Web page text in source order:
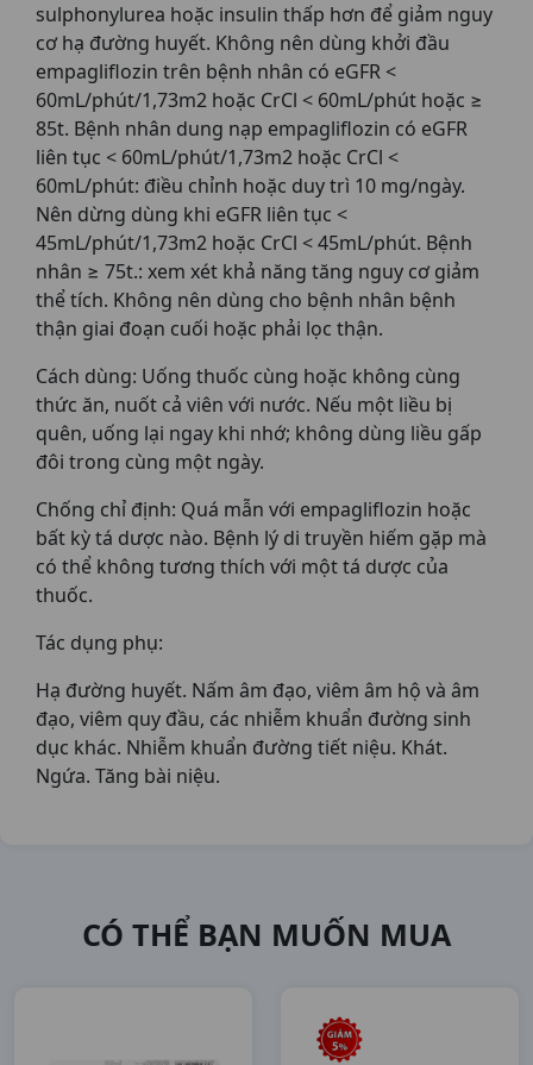
sulphonylurea hoặc insulin thấp hơn để giảm nguy
cơ hạ đường huyết. Không nên dùng khởi đầu
empagliflozin trên bệnh nhân có eGFR <
60mL/phút/1,73m2 hoặc CrCl < 60mL/phút hoặc ≥
85t. Bệnh nhân dung nạp empagliflozin có eGFR
liên tục < 60mL/phút/1,73m2 hoặc CrCl <
60mL/phút: điều chỉnh hoặc duy trì 10 mg/ngày.
Nên dừng dùng khi eGFR liên tục <
45mL/phút/1,73m2 hoặc CrCl < 45mL/phút. Bệnh
nhân ≥ 75t.: xem xét khả năng tăng nguy cơ giảm
thể tích. Không nên dùng cho bệnh nhân bệnh
thận giai đoạn cuối hoặc phải lọc thận.
Cách dùng: Uống thuốc cùng hoặc không cùng
thức ăn, nuốt cả viên với nước. Nếu một liều bị
quên, uống lại ngay khi nhớ; không dùng liều gấp
đôi trong cùng một ngày.
Chống chỉ định: Quá mẫn với empagliflozin hoặc
bất kỳ tá dược nào. Bệnh lý di truyền hiếm gặp mà
có thể không tương thích với một tá dược của
thuốc.
Tác dụng phụ:
Hạ đường huyết. Nấm âm đạo, viêm âm hộ và âm
đạo, viêm quy đầu, các nhiễm khuẩn đường sinh
dục khác. Nhiễm khuẩn đường tiết niệu. Khát.
Ngứa. Tăng bài niệu.
CÓ THỂ BẠN MUỐN MUA